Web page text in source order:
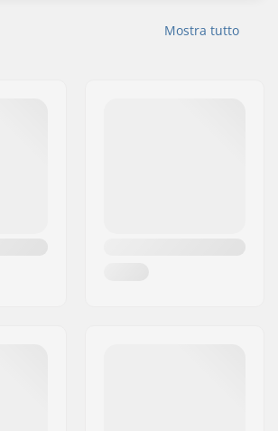
Mostra tutto